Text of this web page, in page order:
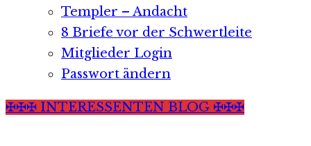
Templer – Andacht
8 Briefe vor der Schwertleite
Mitglieder Login
Passwort ändern
✠✠✠ INTERESSENTEN BLOG ✠✠✠